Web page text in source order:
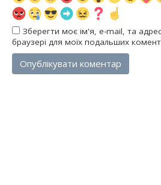
Зберегти моє ім'я, e-mail, та
браузері для моїх подальших